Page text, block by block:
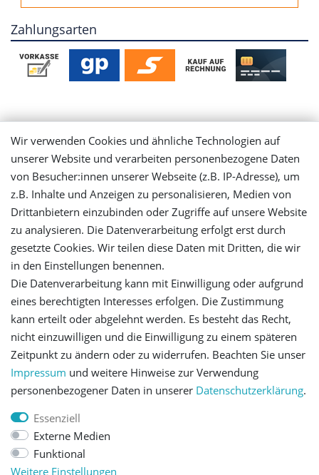
Zahlungsarten
Mein Konto
Login
Registrieren
Versandinformationen
Let's stay connected
Impressum Daten­schutz­erklärung AGB
Barrierefreiheitserklärung
Wir verwenden Cookies und ähnliche Technologien auf
unserer Website und verarbeiten personenbezogene Daten
von Besucher:innen unserer Webseite (z.B. IP-Adresse), um
z.B. Inhalte und Anzeigen zu personalisieren, Medien von
Drittanbietern einzubinden oder Zugriffe auf unsere Website
zu analysieren. Die Datenverarbeitung erfolgt erst durch
gesetzte Cookies. Wir teilen diese Daten mit Dritten, die wir
in den Einstellungen benennen.
Die Datenverarbeitung kann mit Einwilligung oder aufgrund
eines berechtigten Interesses erfolgen. Die Zustimmung
kann erteilt oder abgelehnt werden. Es besteht das Recht,
nicht einzuwilligen und die Einwilligung zu einem späteren
Zeitpunkt zu ändern oder zu widerrufen. Beachten Sie unser
Impressum und weitere Hinweise zur Verwendung
personenbezogener Daten in unserer Daten­schutz­erklärung.
Essenziell
Externe Medien
Funktional
Weitere Einstellungen